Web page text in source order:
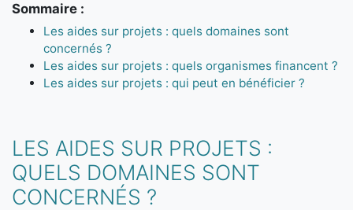
Sommaire :
Les aides sur projets : quels domaines sont
concernés ?
Les aides sur projets : quels organismes financent ?
Les aides sur projets : qui peut en bénéficier ?
LES AIDES SUR PROJETS :
QUELS DOMAINES SONT
CONCERNÉS ?